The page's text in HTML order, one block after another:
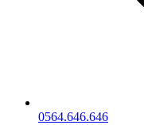
0564.646.646